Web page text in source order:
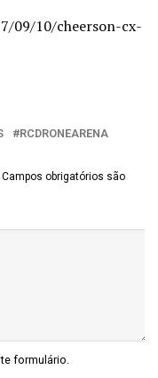
09/10/cheerson-cx-
RCDRONEARENA
Campos obrigatórios são
formulário.